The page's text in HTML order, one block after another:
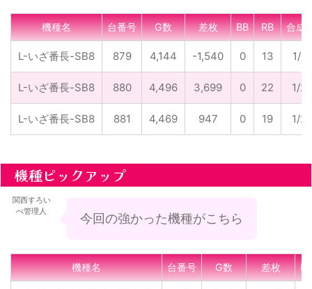
機種名 台番号 G数 差枚 BB RB 合成
L-いざ番長-SB8 879 4,144 -1,540 0 13 1/
L-いざ番長-SB8 880 4,496 3,699 0 22 1/
L-いざ番長-SB8 881 4,469 947 0 19 1/
機種ピックアップ
関西すろい
べ管理人
今回の強かった機種がこちら
機種名 台番号 G数 差枚 BB